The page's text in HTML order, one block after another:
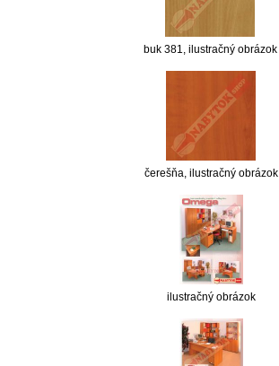
buk 381, ilustračný obrázok
čerešňa, ilustračný obrázok
ilustračný obrázok